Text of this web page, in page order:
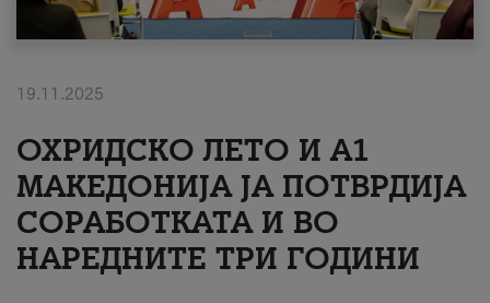
Надополни кредит
#ПодобарОнлајн
19.11.2025
ОХРИДСКО ЛЕТО И A1
МАКЕДОНИЈА ЈА ПОТВРДИЈА
СОРАБОТКАТА И ВО
НАРЕДНИТЕ ТРИ ГОДИНИ